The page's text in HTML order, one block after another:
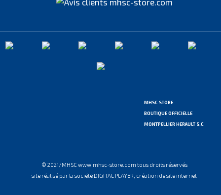
MHSC STORE
BOUTIQUE OFFICIELLE
MONTPELLIER HERAULT S.C
© 2021/MHSC www.mhsc-store.com tous droits réservés
site réalisé par la société DIGITAL PLAYER, création de site internet